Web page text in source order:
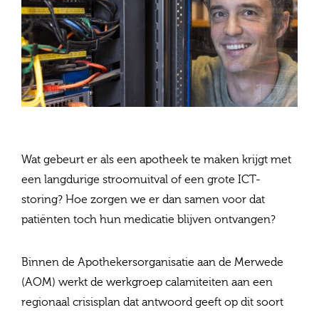
Wat gebeurt er als een apotheek te maken krijgt met
een langdurige stroomuitval of een grote ICT-
storing? Hoe zorgen we er dan samen voor dat
patiënten toch hun medicatie blijven ontvangen?
Binnen de Apothekersorganisatie aan de Merwede
(AOM) werkt de werkgroep calamiteiten aan een
regionaal crisisplan dat antwoord geeft op dit soort